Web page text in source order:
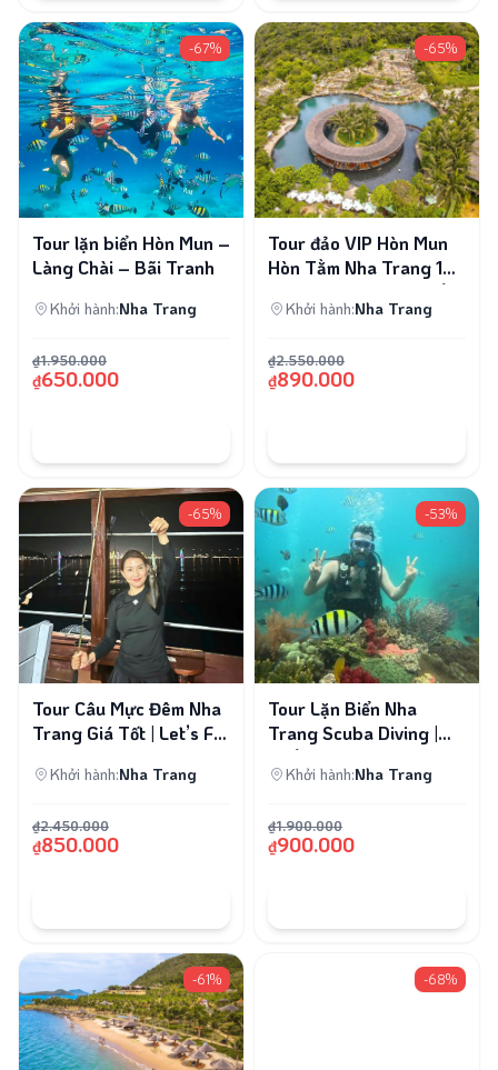
-67%
Tour lặn biển Hòn Mun –
Làng Chài – Bãi Tranh
Khởi hành:Nha Trang
₫1.950.000
₫650.000
-65%
Tour đảo VIP Hòn Mun
Hòn Tằm Nha Trang 1
Ngày | Lặn San Hô, Tắm
BùnKhởi hành:Nha Trang
₫2.550.000
₫890.000
-65%
Tour Câu Mực Đêm Nha
Trang Giá Tốt | Let’s Fly
Khởi hành:Nha Trang
₫2.450.000
₫850.000
-53%
Tour Lặn Biển Nha
Trang Scuba Diving |
Ngắm San Hô 1 Ngày
Khởi hành:Nha Trang
₫1.900.000
₫900.000
-61% -68%